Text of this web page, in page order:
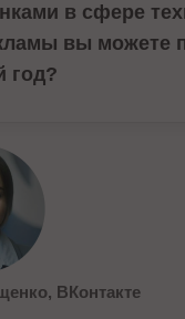
в сфере
вы можете
год?
ВКонтакте